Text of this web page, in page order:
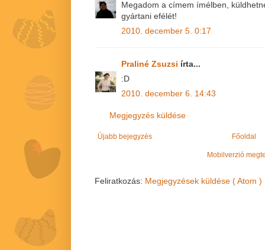
Megadom a címem ímélben,
gyártani efélét!
2010. december 5. 0:17
Praliné Zsuzsi írta...
:D
2010. december 6. 14:43
Megjegyzés küldése
Újabb bejegyzés Főoldal
Mobilverzió
Feliratkozás: Megjegyzések küldése ( Atom )